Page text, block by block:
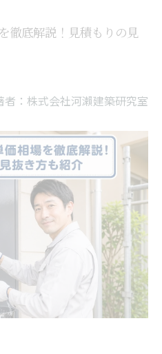
徹底解説！見積もりの見
者：株式会社河瀨建築研究室